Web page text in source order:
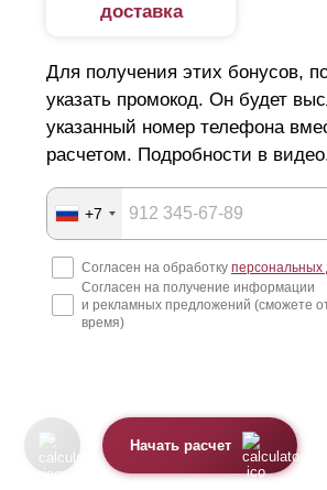
доставка
Для получения этих бонусов,
указать промокод. Он будет
указанный номер телефона
расчетом. Подробности в
+7
Согласен на обработку персональных
Согласен на получение информации
и рекламных предложений (сможете
время)
Начать расчет